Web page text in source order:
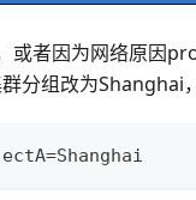
者因为网络原因
分组改为Shanghai，